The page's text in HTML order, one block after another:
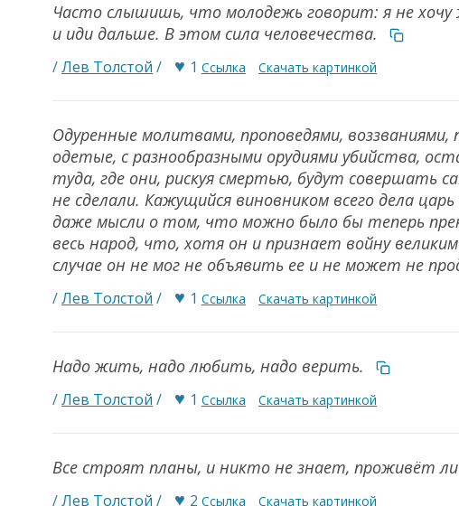
Часто слышишь, что молодежь говорит: я не
и иди дальше. В этом сила человечества.
/Лев Толстой / ♥ 1 Ссылка Скачать картинкой
Одуренные молитвами, проповедями,
одетые, с разнообразными орудиями убийства,
туда, где они, рискуя смертью, будут совершать
не сделали. Кажущийся виновником всего дела
даже мысли о том, что можно было бы теперь
весь народ, что, хотя он и признает войну
случае он не мог не объявить ее и не может не
/Лев Толстой / ♥ 1 Ссылка Скачать картинкой
Надо жить, надо любить, надо верить.
/Лев Толстой / ♥ 1 Ссылка Скачать картинкой
Все строят планы, и никто не знает, проживёт ли
/Лев Толстой / ♥ 2 Ссылка Скачать картинкой